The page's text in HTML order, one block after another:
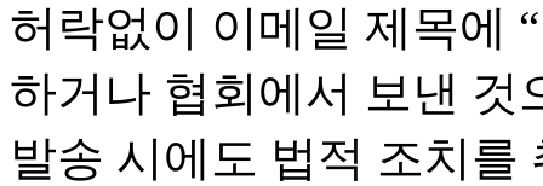
허락없이 이메일 제목에
하거나 협회에서 보낸 것
발송 시에도 법적 조치를